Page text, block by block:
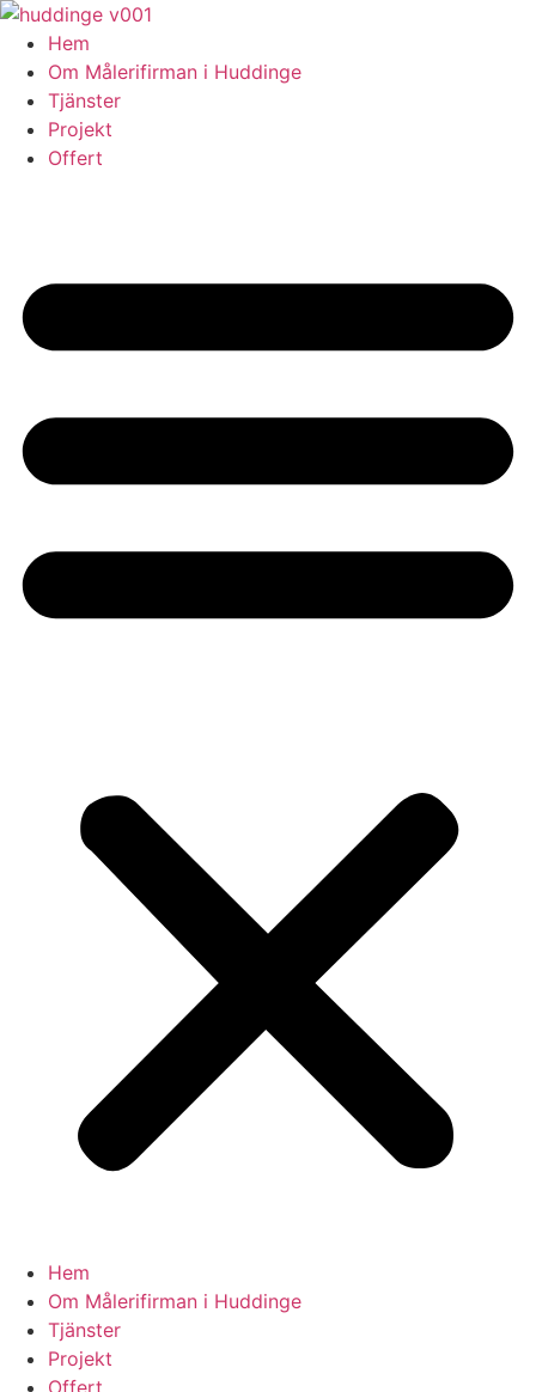
Skip
content
Hem
Om Målerifirman i Huddinge
Tjänster
Projekt
Offert
Hem
Om Målerifirman i Huddinge
Tjänster
Projekt
Offert